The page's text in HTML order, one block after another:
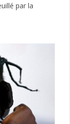
par la